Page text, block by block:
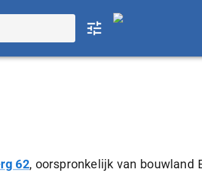
62, oorspronkelijk van bouwland